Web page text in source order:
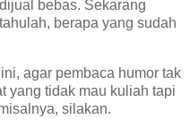
bebas. Sekarang
berapa yang sudah
agar pembaca humor tak
yang tidak mau kuliah tapi
silakan.